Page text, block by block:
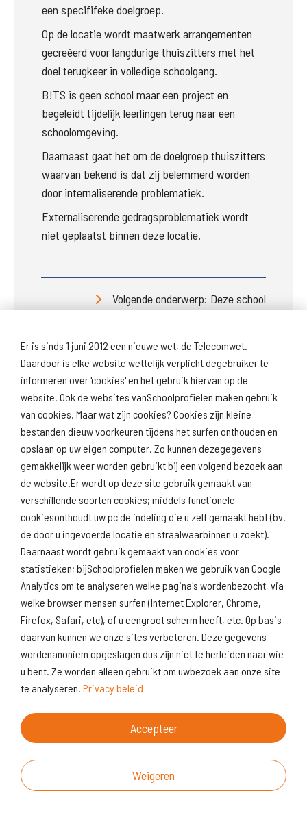
Er is sinds 1 juni 2012 een nieuwe wet, de Telecomwet.
Daardoor is elke website wettelijk verplicht degebruiker te
informeren over 'cookies' en het gebruik hiervan op de
website. Ook de websites vanSchoolprofielen maken gebruik
van cookies. Maar wat zijn cookies? Cookies zijn kleine
bestanden dieuw voorkeuren tijdens het surfen onthouden en
opslaan op uw eigen computer. Zo kunnen dezegegevens
gemakkelijk weer worden gebruikt bij een volgend bezoek aan
de website.Er wordt op deze site gebruik gemaakt van
verschillende soorten cookies; middels functionele
cookiesonthoudt uw pc de indeling die u zelf gemaakt hebt (bv.
de door u ingevoerde locatie en straalwaarbinnen u zoekt).
Daarnaast wordt gebruik gemaakt van cookies voor
statistieken; bijSchoolprofielen maken we gebruik van Google
Analytics om te analyseren welke pagina's wordenbezocht, via
welke browser mensen surfen (Internet Explorer, Chrome,
Firefox, Safari, etc), of u eengroot scherm heeft, etc. Op basis
daarvan kunnen we onze sites verbeteren. Deze gegevens
wordenanoniem opgeslagen dus zijn niet te herleiden naar wie
u bent. Ze worden alleen gebruikt om uwbezoek aan onze site
te analyseren. Privacy beleid
Accepteer
Weigeren
een specififeke doelgroep.
Op de locatie wordt maatwerk arrangementen
gecreëerd voor langdurige thuiszitters met het
doel terugkeer in volledige schoolgang.
B!TS is geen school maar een project en
begeleidt tijdelijk leerlingen terug naar een
schoolomgeving.
Daarnaast gaat het om de doelgroep thuiszitters
waarvan bekend is dat zij belemmerd worden
door internaliserende problematiek.
Externaliserende gedragsproblematiek wordt
niet geplaatst binnen deze locatie.
Volgende onderwerp: Deze school
Download
schoolprofiel
Naar
schoolresultaten
Naar scholenopdekaart.nl